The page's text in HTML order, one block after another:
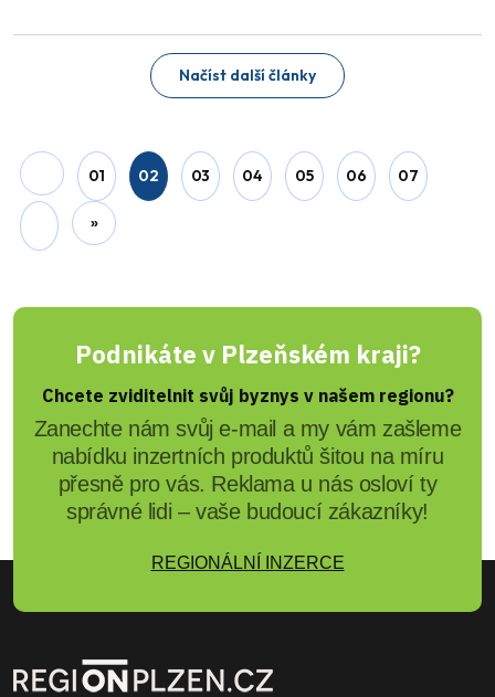
Načíst další články
01 02 03 04 05 06 07
»
Podnikáte v Plzeňském kraji?
Chcete zviditelnit svůj byznys v našem regionu?
Zanechte nám svůj e-mail a my vám zašleme
nabídku inzertních produktů šitou na míru
přesně pro vás. Reklama u nás osloví ty
správné lidi – vaše budoucí zákazníky!
REGIONÁLNÍ INZERCE